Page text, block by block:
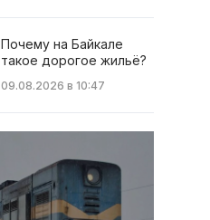
Почему на Байкале
такое дорогое жильё?
09.08.2026 в 10:47